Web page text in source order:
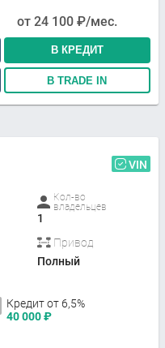
от 24 100 ₽/мес.
В КРЕДИТ
В TRADE IN
VIN
Кол-во
владельцев
1
Привод
Полный
Кредит от 6,5%
40 000₽